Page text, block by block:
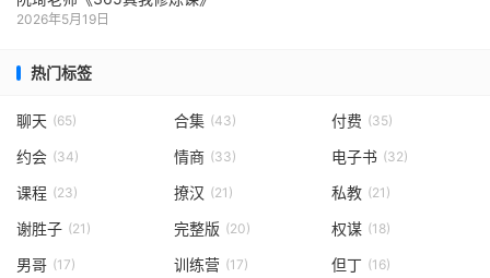
2026年5月19日
热门标签
聊天 (65) 合集 (43) 付费 (35)
约会 (34) 情商 (33) 电子书 (32)
课程 (23) 撩汉 (21) 私教 (21)
谢胜子 (21) 完整版 (20) 权谋 (18)
男哥 (17) 训练营 (17) 但丁 (16)